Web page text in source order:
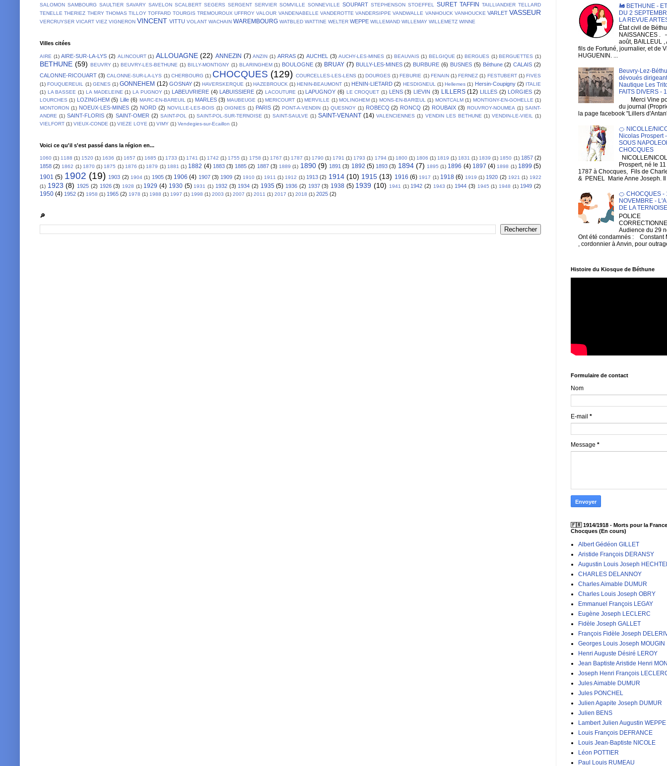
SALOMON SAMBOURG SAULTIER SAVARY SAVELON SCALBERT SEGERS SERGENT SERVIER SOMVILLE SONNEVILLE SOUPART STEPHENSON STOEFFEL SURET TAFFIN TAILLIANDIER TELLARD
TENELLE THERIEZ THERY THOMAS TILLOY TOFFARD TOURGIS TREMOUROUX UFFROY VALOUR VANDENABELLE VANDEROTTE VANDERSIPPE VANDWALLE VANHOUCK VANHOUCKE VARLET VASSEUR
VERCRUYSER VICART VIEZ VIGNERON VINCENT VITTU VOLANT WACHAIN WAREMBOURG WATBLED WATTINE WELTER WEPPE WILLEMAND WILLEMAY WILLEMETZ WINNE
Villes citées
AIRE (1) AIRE-SUR-LA-LYS (2) ALINCOURT (1) ALLOUAGNE (22) ANNEZIN (7) ANZIN (1) ARRAS (2) AUCHEL (3) AUCHY-LES-MINES (1) BEAUVAIS (1) BELGIQUE (1) BERGUES (1) BERGUETTES (1)
BETHUNE (59) BEUVRY (1) BEUVRY-LES-BETHUNE (1) BILLY-MONTIGNY (1) BLARINGHEM (1) BOULOGNE (3) BRUAY (7) BULLY-LES-MINES (2) BURBURE (6) BUSNES (5) Béthune (2) CALAIS (2)
CALONNE-RICOUART (3) CALONNE-SUR-LA-LYS (1) CHERBOURG (1) CHOCQUES (129) COURCELLES-LES-LENS (1) DOURGES (1) FEBURIE (1) FENAIN (1) FERNEZ (1) FESTUBERT (1) FIVES
(1) FOUQUEREUIL (1) GENES (1) GONNEHEM (12) GOSNAY (2) HAVERSKERQUE (1) HAZEBROUCK (1) HENIN-BEAUMONT (1) HENIN-LIETARD (2) HESDIGNEUL (1) Hellemes (1) Hersin-Coupigny (2) ITALIE
(1) LA BASSEE (1) LA MADELEINE (1) LA PUGNOY (1) LABEUVRIERE (4) LABUISSIERE (2) LACOUTURE (1) LAPUGNOY (6) LE CROQUET (1) LENS (3) LIEVIN (3) LILLERS (12) LILLES (2) LORGIES (2)
LOURCHES (1) LOZINGHEM (5) Lille (6) MARC-EN-BAREUIL (1) MARLES (3) MAUBEUGE (1) MERICOURT (1) MERVILLE (1) MOLINGHEM (1) MONS-EN-BARŒUL (1) MONTCALM (1) MONTIGNY-EN-GOHELLE (1)
MONTORON (1) NOEUX-LES-MINES (2) NORD (2) NOVILLE-LES-BOIS (1) OIGNIES (1) PARIS (2) PONT-A-VENDIN (1) QUESNOY (1) ROBECQ (2) RONCQ (2) ROUBAIX (3) ROUVROY-NOUMEA (1) SAINT-
ANDRE (1) SAINT-FLORIS (3) SAINT-OMER (2) SAINT-POL (1) SAINT-POL-SUR-TERNOISE (1) SAINT-SAULVE (1) SAINT-VENANT (14) VALENCIENNES (1) VENDIN LES BETHUNE (1) VENDIN-LE-VIEIL
(1)
VIELFORT (1) VIEUX-CONDE (1) VIEZE LOYE (1) VIMY (1) Vendegies-sur-Ecaillon (1)
Voici ce qu'il s'est passé dans la région en...
1060 (1) 1188 (1) 1520 (1) 1636 (1) 1657 (1) 1685 (1) 1733 (1) 1741 (1) 1742 (1) 1755 (1) 1758 (1) 1767 (1) 1787 (1) 1790 (1) 1791 (1) 1793 (1) 1794 (1) 1800 (1) 1806 (1) 1819 (1) 1831 (1) 1839 (1) 1850 (1) 1857 (2)
1858 (2) 1862 (1) 1870 (1) 1875 (1) 1876 (1) 1879 (1) 1881 (1) 1882 (4) 1883 (3) 1885 (2) 1887 (3) 1889 (1) 1890 (9) 1891 (3) 1892 (5) 1893 (3) 1894 (7) 1895 (1) 1896 (4) 1897 (4) 1898 (1) 1899 (5)
1901 (5) 1902 (19) 1903 (2) 1904 (1) 1905 (3) 1906 (4) 1907 (3) 1909 (2) 1910 (1) 1911 (1) 1912 (1) 1913 (2) 1914 (10) 1915 (13) 1916 (6) 1917 (1) 1918 (6) 1919 (1) 1920 (2) 1921 (1) 1922
(1) 1923 (8) 1925 (2) 1926 (3) 1928 (1) 1929 (4) 1930 (5) 1931 (1) 1932 (3) 1934 (2) 1935 (5) 1936 (2) 1937 (3) 1938 (5) 1939 (10) 1941 (1) 1942 (2) 1943 (1) 1944 (3) 1945 (1) 1948 (1) 1949 (2)
1950 (4) 1952 (2) 1958 (1) 1965 (2) 1978 (1) 1988 (1) 1997 (1) 1998 (1) 2003 (1) 2007 (1) 2011 (1) 2017 (1) 2018 (1) 2025 (2)
🔎
🚂 BETHUNE -
DU 2
LA REVUE
État civil de
NAISSANCES
août, BAILLEUL ,
fils de Fortuné, journalier, et de
HUGUENIN. ...
Beuvry-Lez-
dévoués
Nautique Les
FAITS DIVERS -
Merci Vine
du journal
la page facebook "Lillers
🍊 NICOLLE/
Nicolas Prospert
SOUS
CHOCQUES
NICOLLE/
Prospert, né le
1787 à Chocques, Fils de
& PENEL Marie Anne Joseph. Il
🍊 CHOCQUES -
NOVEMBRE -
DE LA TERNOISE
POLICE
Audience du 29
Ont été condamnés : Constant
, cordonnier à Anvin, pour
Histoire du Kiosque de Béthune
Formulaire de contact
Nom
E-mail *
Message *
🇫🇷 1914/1918 - Morts pour la
Chocques (En cours)
Albert Gédéon GILLET
Aristide François DERANSY
Augustin Louis Joseph
CHARLES DELANNOY
Charles Aimable DUMUR
Charles Louis Joseph OBRY
Emmanuel François LEGAY
Eugène Joseph LECLERC
Fidèle Joseph GALLET
François Fidèle Joseph
Georges Louis Joseph MOUGIN
Henri Auguste Désiré LEROY
Jean Baptiste Aristide Henri
Joseph Henri François
Jules Aimable DUMUR
Jules PONCHEL
Julien Agapite Joseph DUMUR
Julien BENS
Lambert Julien Augustin WEPPE
Louis François DEFRANCE
Louis Jean-Baptiste NICOLE
Léon POTTIER
Paul Louis RUMEAU